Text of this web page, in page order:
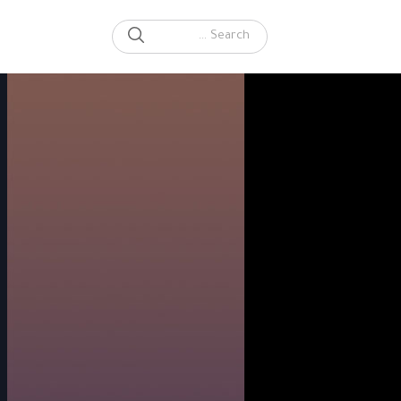
Search for:
SEARCH